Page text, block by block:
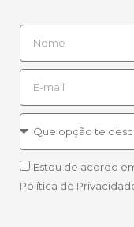
Estou de acordo
Política de